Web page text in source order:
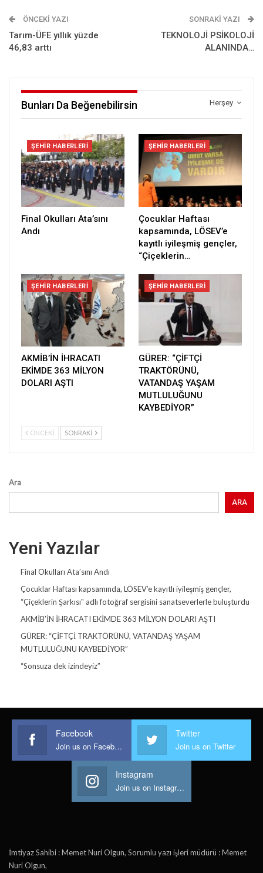
ÖNCEKI YAZI
Tarım-ÜFE yıllık yüzde
46,83 arttı
SONRAKI YAZI
TEKNOLOJİ PSİKOLOJİ
ALANINDA…
Herşey
Bunları Da Beğenebilirsin
ŞEHIR HABERLERI
Final Okulları Ata’sını
Andı
ŞEHIR HABERLERI
Çocuklar Haftası
kapsamında, LÖSEV’e
kayıtlı iyileşmiş gençler,
“Çiçeklerin…
ŞEHIR HABERLERI
AKMİB’İN İHRACATI
EKİMDE 363 MİLYON
DOLARI AŞTI
ŞEHIR HABERLERI
GÜRER: “ÇİFTÇİ
TRAKTÖRÜNÜ,
VATANDAŞ YAŞAM
MUTLULUĞUNU
KAYBEDİYOR”
ÖNCEKI SONRAKI
Ara
ARA
Yeni Yazılar
Final Okulları Ata’sını Andı
Çocuklar Haftası kapsamında, LÖSEV’e kayıtlı iyileşmiş gençler,
“Çiçeklerin Şarkısı" adlı fotoğraf sergisini sanatseverlerle buluşturdu
AKMİB’İN İHRACATI EKİMDE 363 MİLYON DOLARI AŞTI
GÜRER: “ÇİFTÇİ TRAKTÖRÜNÜ, VATANDAŞ YAŞAM
MUTLULUĞUNU KAYBEDİYOR”
“Sonsuza dek izindeyiz”
Facebook
Join us on Facebook
Twitter
Join us on Twitter
Instagram
Join us on Instagram
İmtiyaz Sahibi : Memet Nuri Olgun, Sorumlu yazı işleri müdürü : Memet
Nuri Olgun,